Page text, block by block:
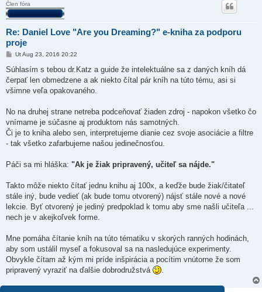
Člen fóra
Re: Daniel Love "Are you Dreaming?" e-kniha za podporu
proje
P
í
p
e
k
Ut Aug 23, 2016 20:22
Súhlasím s tebou dr.Katz a guide že intelektuálne sa z daných kníh dá
čerpať len obmedzene a ak niekto čítal pár kníh na túto tému, asi si
všimne veľa opakovaného.
No na druhej strane netreba podceňovať žiaden zdroj - napokon všetko čo
vnímame je súčasne aj produktom nás samotných.
Či je to kniha alebo sen, interpretujeme dianie cez svoje asociácie a filtre
- tak všetko zafarbujeme našou jedinečnosťou.
Páči sa mi hláška: "Ak je žiak pripravený, učiteľ sa nájde."
Takto môže niekto čítať jednu knihu aj 100x, a keďže bude žiak/čitateľ
stále iný, bude vedieť (ak bude tomu otvorený) nájsť stále nové a nové
lekcie. Byť otvorený je jediný predpoklad k tomu aby sme našli učiteľa ...
nech je v akejkoľvek forme.
Mne pomáha čítanie kníh na túto tématiku v skorých ranných hodinách,
aby som ustálil myseľ a fokusoval sa na nasledujúce experimenty.
Obvykle čítam až kým mi príde inšpirácia a pocítim vnútorne že som
pripravený vyraziť na ďalšie dobrodružstvá